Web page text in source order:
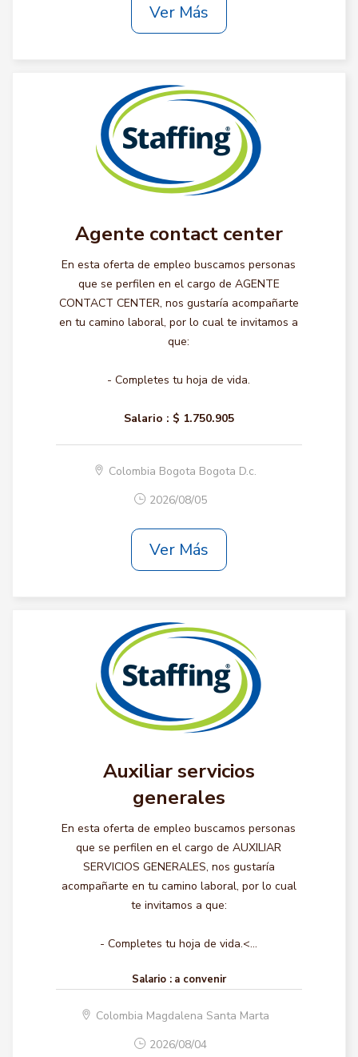
Ver Más
Agente contact center
En esta oferta de empleo buscamos personas
que se perfilen en el cargo de AGENTE
CONTACT CENTER, nos gustaría acompañarte
en tu camino laboral, por lo cual te invitamos a
que:
- Completes tu hoja de vida.
Salario : $ 1.750.905
Colombia Bogota Bogota D.c.
2026/08/05
Ver Más
Auxiliar servicios
generales
En esta oferta de empleo buscamos personas
que se perfilen en el cargo de AUXILIAR
SERVICIOS GENERALES, nos gustaría
acompañarte en tu camino laboral, por lo cual
te invitamos a que:
- Completes tu hoja de vida.<...
Salario : a convenir
Colombia Magdalena Santa Marta
2026/08/04